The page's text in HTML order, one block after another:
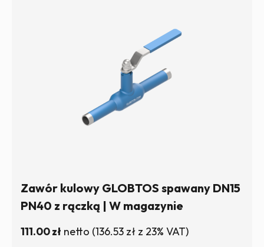
Zawór kulowy GLOBTOS spawany DN15
PN40 z rączką | W magazynie
111.00zł netto (136.53 zł z 23% VAT)